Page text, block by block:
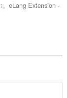
eLang Extension -